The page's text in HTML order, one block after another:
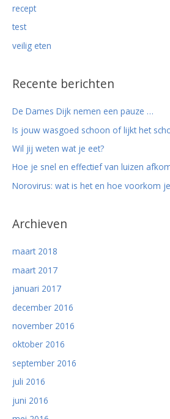
recept
test
veilig eten
Recente berichten
De Dames Dijk nemen een pauze …
Is jouw wasgoed schoon of lijkt het
Wil jij weten wat je eet?
Hoe je snel en effectief van luizen
Norovirus: wat is het en hoe voorkom
Archieven
maart 2018
maart 2017
januari 2017
december 2016
november 2016
oktober 2016
september 2016
juli 2016
juni 2016